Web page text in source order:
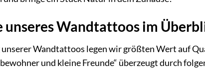
unseres Wandtattoos im
Wandtattoos legen wir größten Wert auf
und kleine Freunde“ überzeugt durch